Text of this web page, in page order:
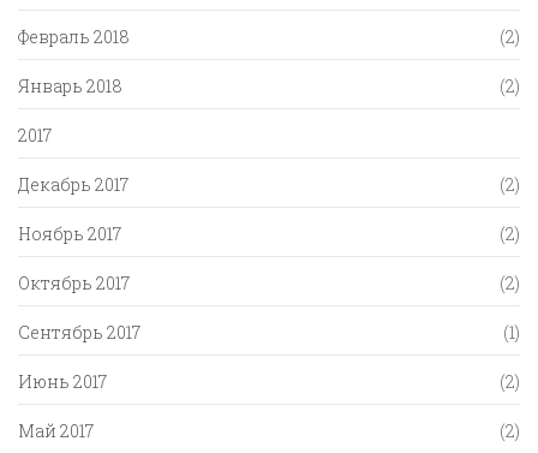
Февраль 2018 (2)
Январь 2018 (2)
2017
Декабрь 2017 (2)
Ноябрь 2017 (2)
Октябрь 2017 (2)
Сентябрь 2017 (1)
Июнь 2017 (2)
Май 2017 (2)